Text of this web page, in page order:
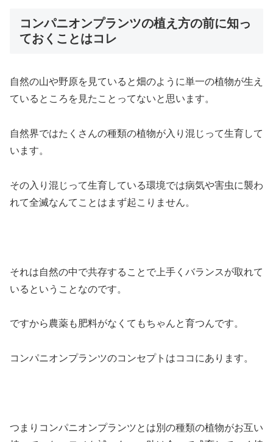
コンパニオンプランツの植え方の前に知っ
ておくことはコレ
自然の山や野原を見ていると畑のように単一の植物が生え
ているところを見たことってないと思います。
自然界ではたくさんの種類の植物が入り混じって生育して
います。
その入り混じって生育している環境では病気や害虫に襲わ
れて全滅なんてことはまず起こりません。
それは自然の中で共存することで上手くバランスが取れて
いるということなのです。
ですから農薬も肥料がなくてもちゃんと育つんです。
コンパニオンプランツのコンセプトはココにあります。
つまりコンパニオンプランツとは別の種類の植物がお互い